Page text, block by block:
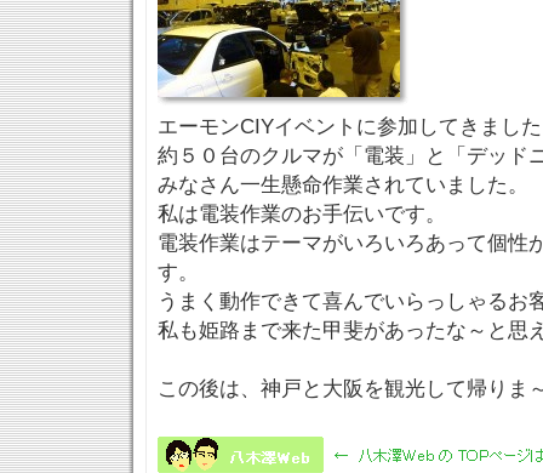
エーモンCIYイベントに参加してきまし
約５０台のクルマが「電装」と「デッド
みなさん一生懸命作業されていました。
私は電装作業のお手伝いです。
電装作業はテーマがいろいろあって個性
す。
うまく動作できて喜んでいらっしゃるお
私も姫路まで来た甲斐があったな～と思
この後は、神戸と大阪を観光して帰りま